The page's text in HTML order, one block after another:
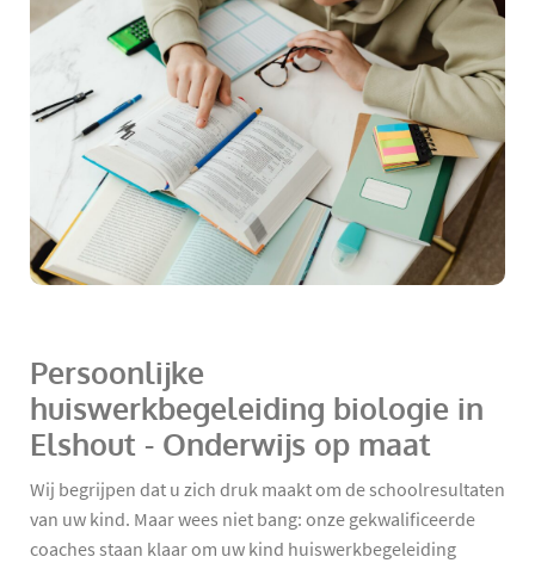
Persoonlijke
huiswerkbegeleiding biologie in
Elshout - Onderwijs op maat
Wij begrijpen dat u zich druk maakt om de schoolresultaten
van uw kind. Maar wees niet bang: onze gekwalificeerde
coaches staan klaar om uw kind huiswerkbegeleiding